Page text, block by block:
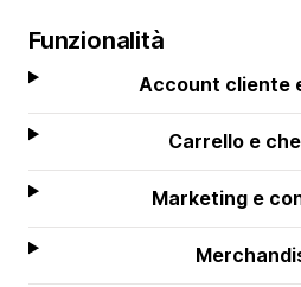
Funzionalità
Account cliente
Carrello e
Marketing e